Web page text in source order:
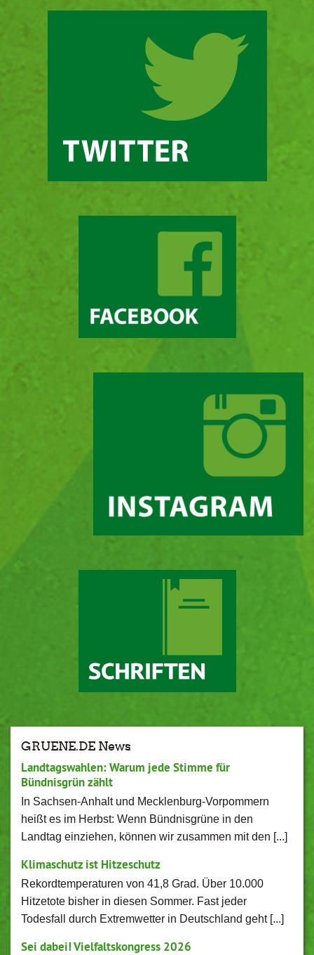
GRUENE.DE News
Landtagswahlen: Warum jede Stimme für
Bündnisgrün zählt
In Sachsen-Anhalt und Mecklenburg-Vorpommern
heißt es im Herbst: Wenn Bündnisgrüne in den
Landtag einziehen, können wir zusammen mit den [...]
Klimaschutz ist Hitzeschutz
Rekordtemperaturen von 41,8 Grad. Über 10.000
Hitzetote bisher in diesen Sommer. Fast jeder
Todesfall durch Extremwetter in Deutschland geht [...]
Sei dabei! Vielfaltskongress 2026